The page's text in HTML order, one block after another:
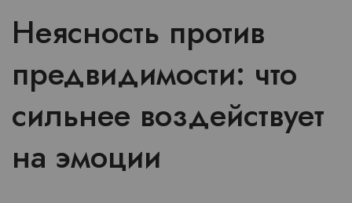
Неясность против
предвидимости: что
сильнее воздействует
на эмоции